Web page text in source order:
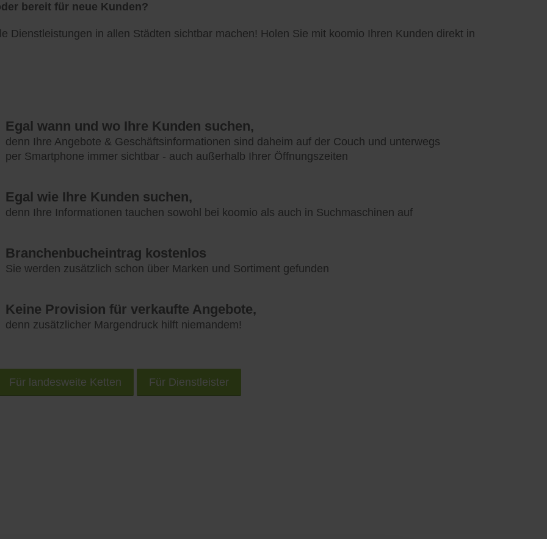
bereit für neue Kunden?
Dienstleistungen in allen Städten sichtbar machen! Holen Sie mit koomio Ihren Kunden direkt in
Egal wann und wo Ihre Kunden suchen,
denn Ihre Angebote & Geschäftsinformationen sind daheim auf der Couch und unterwegs
per Smartphone immer sichtbar - auch außerhalb Ihrer Öffnungszeiten
Egal wie Ihre Kunden suchen,
denn Ihre Informationen tauchen sowohl bei koomio als auch in Suchmaschinen auf
Branchenbucheintrag kostenlos
Sie werden zusätzlich schon über Marken und Sortiment gefunden
Keine Provision für verkaufte Angebote,
denn zusätzlicher Margendruck hilft niemandem!
Für landesweite Ketten Für Dienstleister